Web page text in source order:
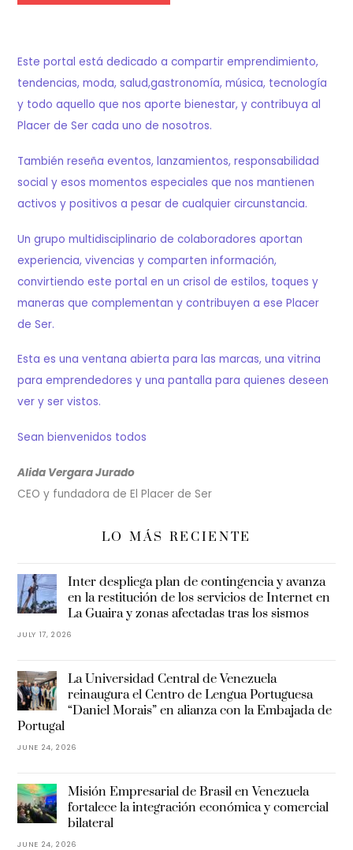
Este portal está dedicado a compartir emprendimiento,
tendencias, moda, salud,gastronomía, música, tecnología
y todo aquello que nos aporte bienestar, y contribuya al
Placer de Ser cada uno de nosotros.
También reseña eventos, lanzamientos, responsabilidad
social y esos momentos especiales que nos mantienen
activos y positivos a pesar de cualquier circunstancia.
Un grupo multidisciplinario de colaboradores aportan
experiencia, vivencias y comparten información,
convirtiendo este portal en un crisol de estilos, toques y
maneras que complementan y contribuyen a ese Placer
de Ser.
Esta es una ventana abierta para las marcas, una vitrina
para emprendedores y una pantalla para quienes deseen
ver y ser vistos.
Sean bienvenidos todos
Alida Vergara Jurado
CEO y fundadora de El Placer de Ser
LO MÁS RECIENTE
Inter despliega plan de contingencia y avanza
en la restitución de los servicios de Internet en
La Guaira y zonas afectadas tras los sismos
JULY 17, 2026
La Universidad Central de Venezuela
reinaugura el Centro de Lengua Portuguesa
“Daniel Morais” en alianza con la Embajada de
Portugal
JUNE 24, 2026
Misión Empresarial de Brasil en Venezuela
fortalece la integración económica y comercial
bilateral
JUNE 24, 2026